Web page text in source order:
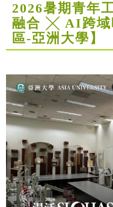
2026暑期青年
融合 ╳ AI跨域
區-亞洲大學】